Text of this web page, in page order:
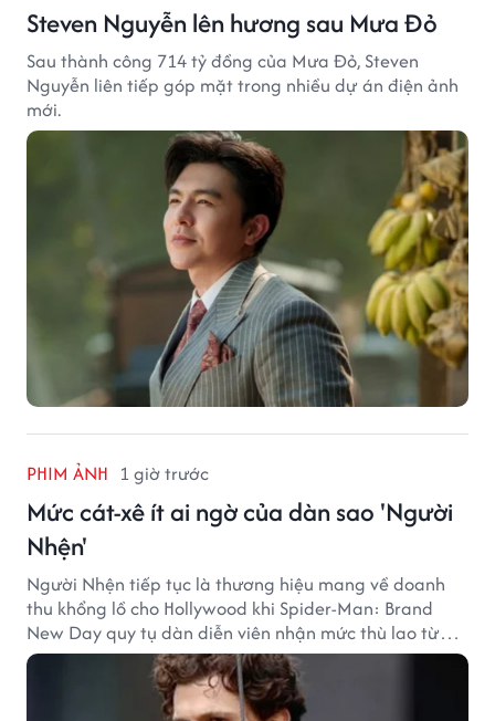
Steven Nguyễn lên hương sau Mưa Đỏ
Sau thành công 714 tỷ đồng của Mưa Đỏ, Steven
Nguyễn liên tiếp góp mặt trong nhiều dự án điện ảnh
mới.
PHIM ẢNH 1 giờ trước
Mức cát-xê ít ai ngờ của dàn sao 'Người
Nhện'
Người Nhện tiếp tục là thương hiệu mang về doanh
thu khổng lồ cho Hollywood khi Spider-Man: Brand
New Day quy tụ dàn diễn viên nhận mức thù lao từ
hàng chục đến hàng trăm tỷ đồng. Thành công phòng
vé của bộ phim cũng giúp nhiều ngôi sao sở hữu khoản
thu nhập đáng mơ ước.